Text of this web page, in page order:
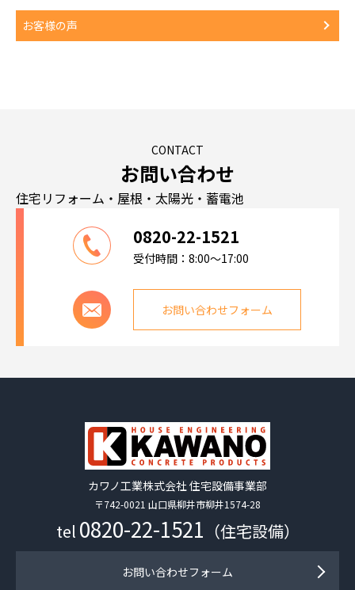
お客様の声
CONTACT
お問い合わせ
住宅リフォーム・屋根・太陽光・蓄電池
0820-22-1521
受付時間：8:00～17:00
お問い合わせフォーム
カワノ工業株式会社 住宅設備事業部
〒742-0021 山口県柳井市柳井1574-28
tel 0820-22-1521 （住宅設備）
お問い合わせフォーム